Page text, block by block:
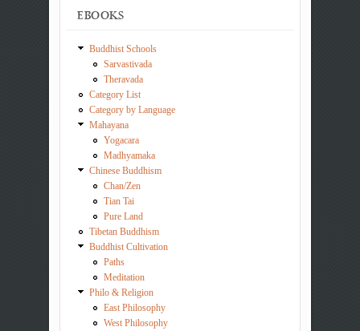
EBOOKS
Buddhist Schools
Sarvastivada
Theravada
Category List
Category by Language
Mahayana
Yogacara
Madhyamaka
Chinese Buddhism
Chan/Zen
Tian Tai
Pure Land
Tibetan Buddhism
Buddhist Cultivation
Paths
Meditation
Philo & Religion
East Philosophy
West Philosophy